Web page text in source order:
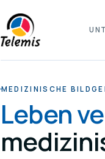
MEDIZINISCHE
Leben